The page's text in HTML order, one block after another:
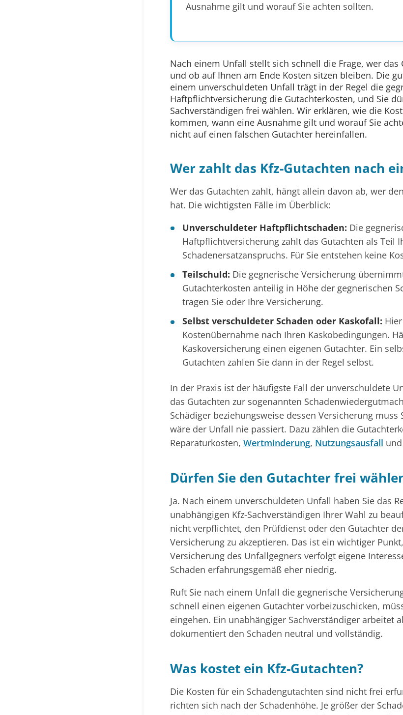
Ausnahme gilt und worauf Sie achten sollten.
Nach einem Unfall stellt sich schnell die Frage, wer das
und ob auf Ihnen am Ende Kosten sitzen bleiben. Die
einem unverschuldeten Unfall trägt in der Regel die
Haftpflichtversicherung die Gutachterkosten, und Sie
Sachverständigen frei wählen. Wir erklären, wie die
kommen, wann eine Ausnahme gilt und worauf Sie
nicht auf einen falschen Gutachter hereinfallen.
Wer zahlt das Kfz-Gutachten nach
Wer das Gutachten zahlt, hängt allein davon ab, wer
hat. Die wichtigsten Fälle im Überblick:
Unverschuldeter Haftpflichtschaden: Die
Haftpflichtversicherung zahlt das Gutachten als Teil
Schadenersatzanspruchs. Für Sie entstehen keine
Teilschuld: Die gegnerische Versicherung
Gutachterkosten anteilig in Höhe der gegnerischen
tragen Sie oder Ihre Versicherung.
Selbst verschuldeter Schaden oder Kaskofall:
Kostenübernahme nach Ihren Kaskobedingungen.
Kaskoversicherung einen eigenen Gutachter. Ein
Gutachten zahlen Sie dann in der Regel selbst.
In der Praxis ist der häufigste Fall der unverschuldete
das Gutachten zur sogenannten
Schädiger beziehungsweise dessen Versicherung muss
wäre der Unfall nie passiert. Dazu zählen die
Reparaturkosten, Wertminderung, Nutzungsausfall
Dürfen Sie den Gutachter frei
Ja. Nach einem unverschuldeten Unfall haben Sie das
unabhängigen Kfz-Sachverständigen Ihrer Wahl zu
nicht verpflichtet, den Prüfdienst oder den Gutachter
Versicherung zu akzeptieren. Das ist ein wichtiger
Versicherung des Unfallgegners verfolgt eigene
Schaden erfahrungsgemäß eher niedrig.
Ruft Sie nach einem Unfall die gegnerische
schnell einen eigenen Gutachter vorbeizuschicken,
eingehen. Ein unabhängiger Sachverständiger arbeitet
dokumentiert den Schaden neutral und vollständig.
Was kostet ein Kfz-Gutachten?
Die Kosten für ein Schadengutachten sind nicht frei
richten sich nach der Schadenhöhe. Je größer der